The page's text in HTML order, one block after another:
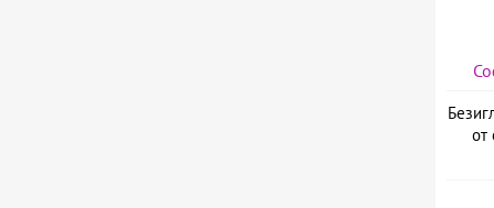
от